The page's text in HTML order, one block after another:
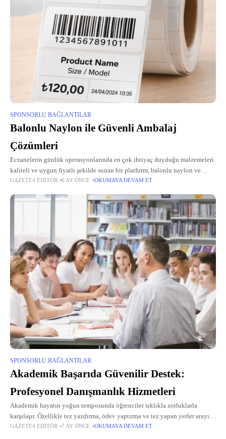
SPONSORLU BAĞLANTILAR
Balonlu Naylon ile Güvenli Ambalaj
Çözümleri
Eczanelerin günlük operasyonlarında en çok ihtiyaç duyduğu malzemeleri
kaliteli ve uygun fiyatlı şekilde sunan bir platform, balonlu naylon ve
eczane tabela gibi temel ürünlerle eczacıların işini kolaylaştırıyor. Bu
GAZETE4 EDITÖR 6 AY ÖNCE OKUMAYA DEVAM ET
SPONSORLU BAĞLANTILAR
Akademik Başarıda Güvenilir Destek:
Profesyonel Danışmanlık Hizmetleri
Akademik hayatın yoğun temposunda öğrenciler sıklıkla zorluklarla
karşılaşır. Özellikle tez yazdırma, ödev yaptırma ve tez yapan yerler arayışı,
lisans, yüksek lisans veya doktora düzeyindeki bireyler için önemli bir
GAZETE4 EDITÖR 7 AY ÖNCE OKUMAYA DEVAM ET